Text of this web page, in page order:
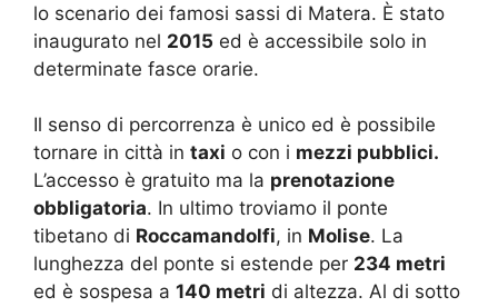
lo scenario dei famosi sassi di Matera. È stato
inaugurato nel 2015 ed è accessibile solo in
determinate fasce orarie.
Il senso di percorrenza è unico ed è possibile
tornare in città in taxi o con i mezzi pubblici.
L’accesso è gratuito ma la prenotazione
obbligatoria. In ultimo troviamo il ponte
tibetano di Roccamandolfi, in Molise. La
lunghezza del ponte si estende per 234 metri
ed è sospesa a 140 metri di altezza. Al di sotto